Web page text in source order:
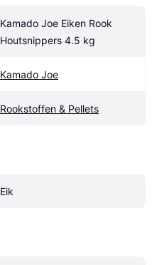
Kamado Joe Eiken Rook
Houtsnippers 4.5 kg
Kamado Joe
Rookstoffen & Pellets
Eik